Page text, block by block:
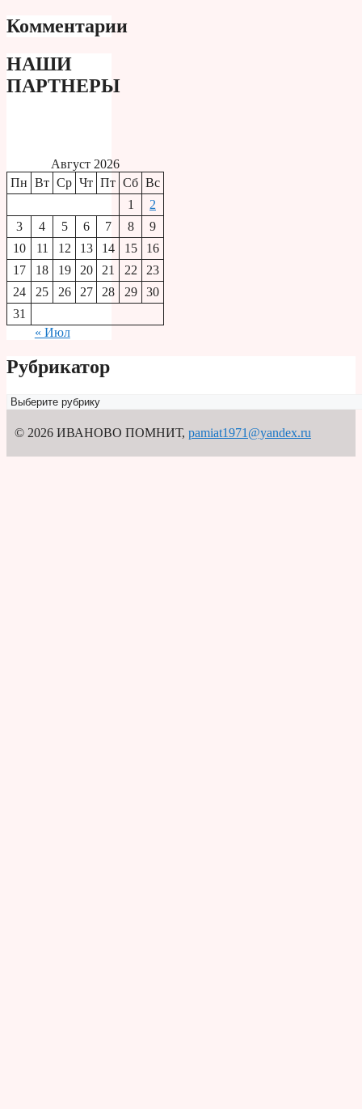
Комментарии
НАШИ
ПАРТНЕРЫ
Август 2026
Пн Вт Ср Чт Пт Сб Вс
1
2
3
4 5 6 7 8
9
10
11 12 13 14 15
16
17
18 19 20 21 22
23
24
25 26 27 28 29
30
31
« Июл
Рубрикатор
Рубрикатор
© 2026 ИВАНОВО ПОМНИТ, pamiat1971@yandex.ru